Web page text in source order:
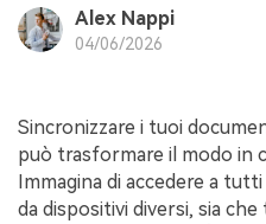
Alex Nappi
04/06/2026
Sincronizzare i tuoi
può trasformare il modo in
Immagina di accedere a
da dispositivi diversi, sia che